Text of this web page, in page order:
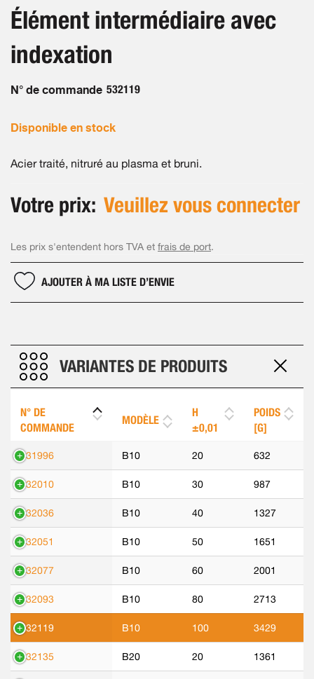
images
gallery
beginning
of
images
Élément intermédiaire avec
indexation
N° de commande 532119
Disponible en stock
Acier traité, nitruré au plasma et bruni.
Votre prix: Veuillez vous connecter
Les prix s'entendent hors TVA et frais de port.
AJOUTER À MA LISTE D’ENVIE
VARIANTES DE PRODUITS
N° DE
COMMANDE
MODÈLE
H
±0,01
POIDS
[G]
531996 B10 20 632
532010 B10 30 987
532036 B10 40 1327
532051 B10 50 1651
532077 B10 60 2001
532093 B10 80 2713
532119 B10 100 3429
532135 B20 20 1361